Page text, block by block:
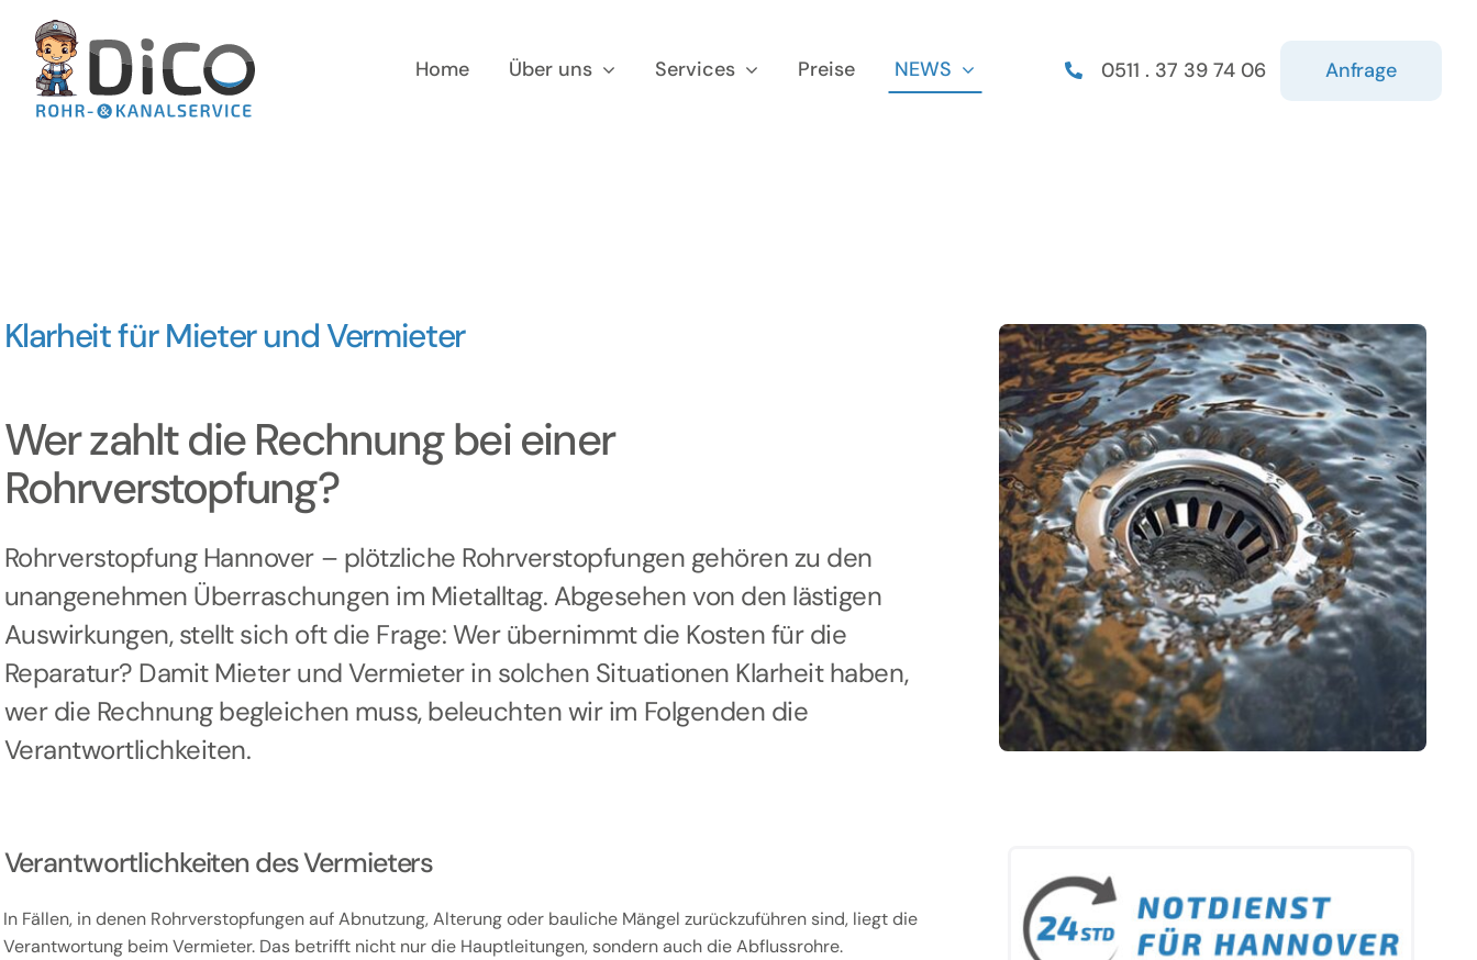
Inhalt
springen
Home Über uns Services Preise NEWS 0511 . 37 39 74 06 Anfrage
Klarheit für Mieter und Vermieter
Wer zahlt die Rechnung bei einer
Rohrverstopfung?
Rohrverstopfung Hannover – plötzliche Rohrverstopfungen gehören zu den
unangenehmen Überraschungen im Mietalltag. Abgesehen von den lästigen
Auswirkungen, stellt sich oft die Frage: Wer übernimmt die Kosten für die
Reparatur? Damit Mieter und Vermieter in solchen Situationen Klarheit haben,
wer die Rechnung begleichen muss, beleuchten wir im Folgenden die
Verantwortlichkeiten.
Verantwortlichkeiten des Vermieters
In Fällen, in denen Rohrverstopfungen auf Abnutzung, Alterung oder bauliche Mängel zurückzuführen sind, liegt die
Verantwortung beim Vermieter. Das betrifft nicht nur die Hauptleitungen, sondern auch die Abflussrohre.